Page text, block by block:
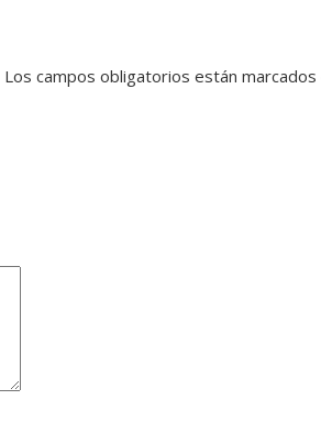
Los campos obligatorios están marcados